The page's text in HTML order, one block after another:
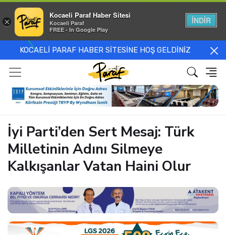
KOCAELİ PARAF HABER SİTESİNE HOŞ GELDİNİZ
İyi Parti’den Sert Mesaj: Türk
Milletinin Adını Silmeye
Kalkışanlar Vatan Haini Olur
×
Kocaeli Paraf Haber Sitesi
Kocaeli Paraf
FREE - In Google Play
İNDİR